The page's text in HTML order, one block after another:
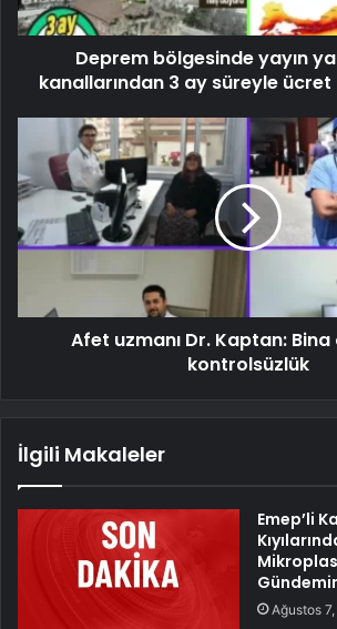
Deprem bölgesinde yayın
kanallarından 3 ay süreyle ücret
Afet uzmanı Dr. Kaptan:
kontrolsüzlük
İlgili Makaleler
Emep’li
Ağustos